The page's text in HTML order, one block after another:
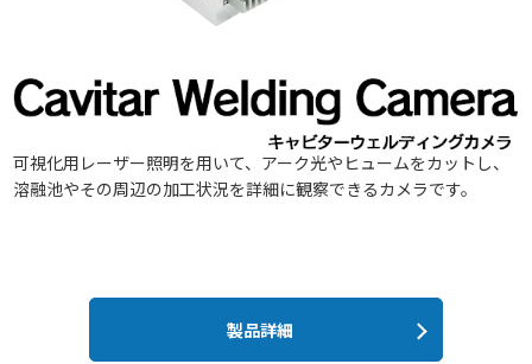
可視化用レーザー照明を用いて、アーク光やヒュームをカットし、
溶融池やその周辺の加工状況を詳細に観察できるカメラです。
製品詳細